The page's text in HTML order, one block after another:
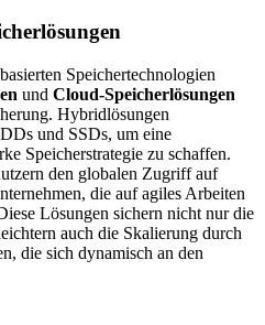
Speichertechnologien
und Cloud-Speicherlösungen
Hybridlösungen
und SSDs, um eine
Speicherstrategie zu schaffen.
den globalen Zugriff auf
die auf agiles Arbeiten
Lösungen sichern nicht nur die
auch die Skalierung durch
die sich dynamisch an den